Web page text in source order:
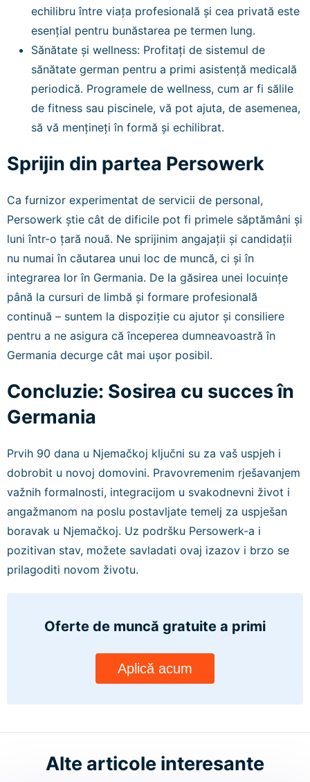
echilibru între viața profesională și cea privată este
esențial pentru bunăstarea pe termen lung.
Sănătate și wellness: Profitați de sistemul de
sănătate german pentru a primi asistență medicală
periodică. Programele de wellness, cum ar fi sălile
de fitness sau piscinele, vă pot ajuta, de asemenea,
să vă mențineți în formă și echilibrat.
Sprijin din partea Persowerk
Ca furnizor experimentat de servicii de personal,
Persowerk știe cât de dificile pot fi primele săptămâni și
luni într-o țară nouă. Ne sprijinim angajații și candidații
nu numai în căutarea unui loc de muncă, ci și în
integrarea lor în Germania. De la găsirea unei locuințe
până la cursuri de limbă și formare profesională
continuă – suntem la dispoziție cu ajutor și consiliere
pentru a ne asigura că începerea dumneavoastră în
Germania decurge cât mai ușor posibil.
Concluzie: Sosirea cu succes în
Germania
Prvih 90 dana u Njemačkoj ključni su za vaš uspjeh i
dobrobit u novoj domovini. Pravovremenim rješavanjem
važnih formalnosti, integracijom u svakodnevni život i
angažmanom na poslu postavljate temelj za uspješan
boravak u Njemačkoj. Uz podršku Persowerk-a i
pozitivan stav, možete savladati ovaj izazov i brzo se
prilagoditi novom životu.
Oferte de muncă gratuite a primi
Aplică acum
Alte articole interesante